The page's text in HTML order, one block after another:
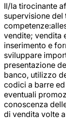
Il/la tirocinante
supervisione del
vendite; vendita
inserimento e
sviluppare
presentazione
banco, utilizzo
codici a barre
eventuali
conoscenza
di vendita volte